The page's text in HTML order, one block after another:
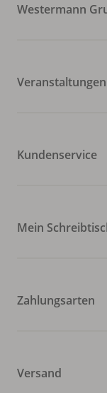
Westermann
Veranstaltungen
Kundenservice
Mein
Zahlungsarten
Versand